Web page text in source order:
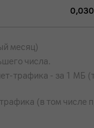
месяц)
числа.
трафика - за 1 МБ
(в том числе